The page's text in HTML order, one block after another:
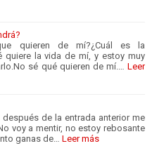
quieren de mí?¿Cuál es la
quiere la vida de mí, y estoy muy
sé qué quieren de mí.… Leer
de la entrada anterior me
voy a mentir, no estoy rebosante
ganas de… Leer más